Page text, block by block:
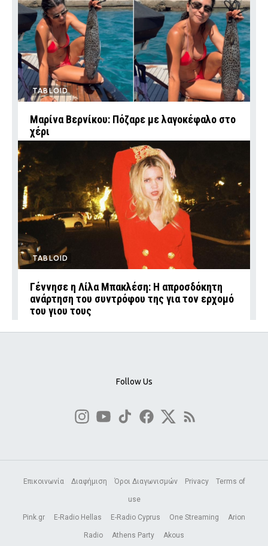
TABLOID
Μαρίνα Βερνίκου: Πόζαρε με λαγοκέφαλο στο
χέρι
TABLOID
Γέννησε η Λίλα Μπακλέση: Η απροσδόκητη
ανάρτηση του συντρόφου της για τον ερχομό
του γιου τους
Follow Us
Επικοινωνία Διαφήμιση Όροι Διαγωνισμών Privacy Terms of
use
Pink.gr E-Radio Hellas E-Radio Cyprus One Streaming Arion
Radio Athens Party Akous